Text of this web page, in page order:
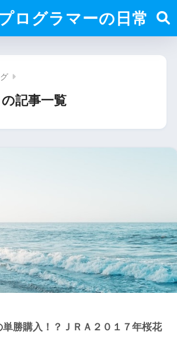
ログラマーの日常
の記事一覧
単勝購入！？ＪＲＡ２０１７年桜花